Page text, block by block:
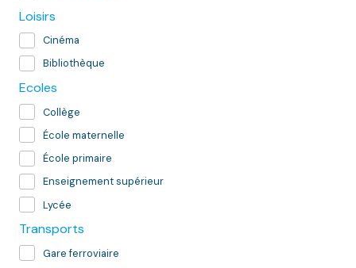
Loisirs
Cinéma
Bibliothèque
Ecoles
Collège
École maternelle
École primaire
Enseignement supérieur
Lycée
Transports
Gare ferroviaire